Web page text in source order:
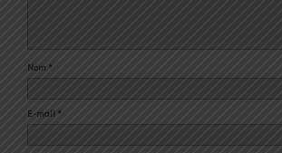
Nom *
E-mail *